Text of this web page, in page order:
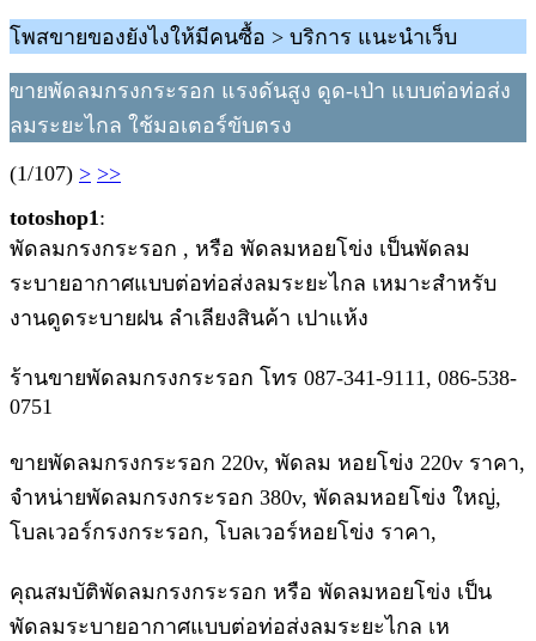
โพสขายของยังไงให้มีคนซื้อ > บริการ แนะนำเว็บ
ขายพัดลมกรงกระรอก แรงดันสูง ดูด-เป่า แบบต่อท่อส่ง
ลมระยะไกล ใช้มอเตอร์ขับตรง
(1/107) > >>
totoshop1:
พัดลมกรงกระรอก , หรือ พัดลมหอยโข่ง เป็นพัดลม
ระบายอากาศแบบต่อท่อส่งลมระยะไกล เหมาะสําหรับ
งานดูดระบายฝน ลําเลียงสินค้า เปาแห้ง
ร้านขายพัดลมกรงกระรอก โทร 087-341-9111, 086-538-
0751
ขายพัดลมกรงกระรอก 220v, พัดลม หอยโข่ง 220v ราคา,
จำหน่ายพัดลมกรงกระรอก 380v, พัดลมหอยโข่ง ใหญ่,
โบลเวอร์กรงกระรอก, โบลเวอร์หอยโข่ง ราคา,
คุณสมบัติพัดลมกรงกระรอก หรือ พัดลมหอยโข่ง เป็น
พัดลมระบายอากาศแบบต่อท่อส่งลมระยะไกล เห